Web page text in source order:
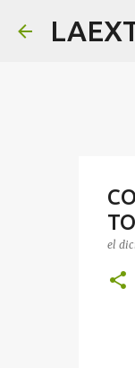
el